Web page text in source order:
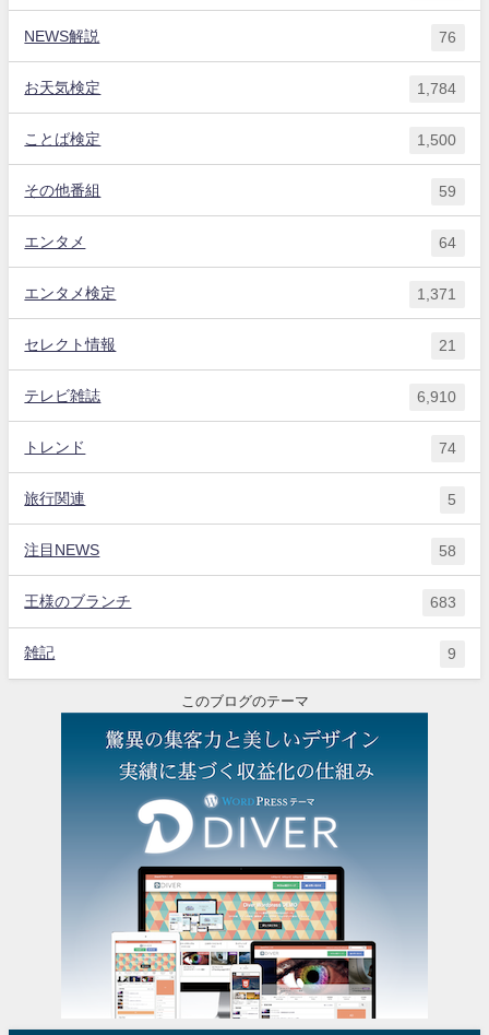
NEWS解説 76
お天気検定 1,784
ことば検定 1,500
その他番組 59
エンタメ 64
エンタメ検定 1,371
セレクト情報 21
テレビ雑誌 6,910
トレンド 74
旅行関連 5
注目NEWS 58
王様のブランチ 683
雑記 9
このブログのテーマ